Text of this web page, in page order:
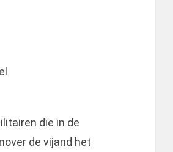
die in de
de vijand het